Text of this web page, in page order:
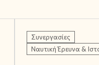
Συνεργασίες
Ναυτική Έρευνα &